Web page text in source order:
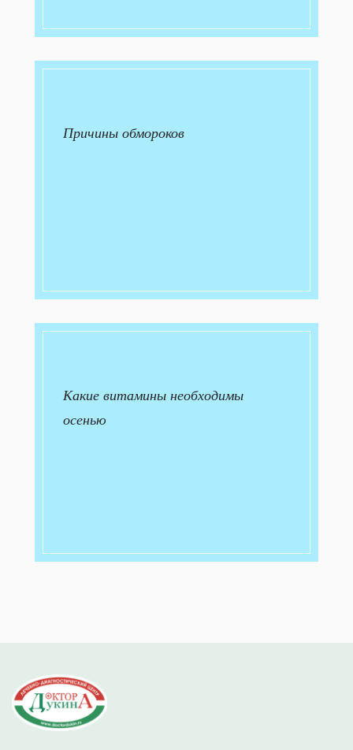
Причины обмороков
Какие витамины необходимы
осенью